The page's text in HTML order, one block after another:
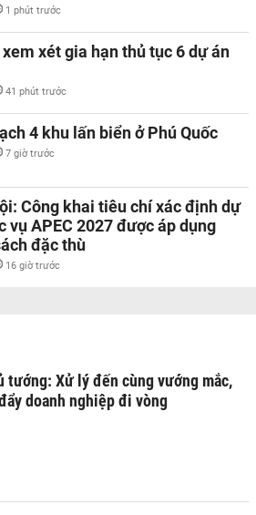
1 phút trước
xét gia hạn thủ tục 6 dự án
41 phút trước
4 khu lấn biển ở Phú Quốc
7 giờ trước
Công khai tiêu chí xác định dự
vụ APEC 2027 được áp dụng
đặc thù
16 giờ trước
tướng: Xử lý đến cùng vướng mắc,
doanh nghiệp đi vòng